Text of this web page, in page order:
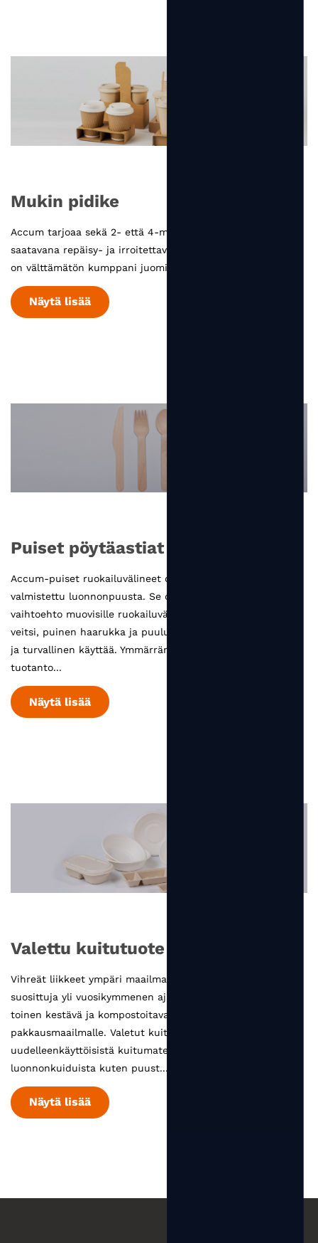
Mukin pidike
Accum tarjoaa sekä 2- että 4-mukin pidikkeen,
saatavana repäisy- ja irroitettavina tyyleinä. Mukinpidike
on välttämätön kumppani juomien mukaan. ...
Näytä lisää
Puiset pöytäastiat
Accum-puiset ruokailuvälineet ovat luonnonmukaisia ​​ja
valmistettu luonnonpuusta. Se on kustannustehokkain
vaihtoehto muovisille ruokailuvälineille. Jokainen puinen
veitsi, puinen haarukka ja puulusikka on tukeva, tyylikäs
ja turvallinen käyttää. Ymmärrämme syvästi jokaisen
tuotanto...
Näytä lisää
Valettu kuitutuote
Vihreät liikkeet ympäri maailmaa ovat olleet erittäin
suosittuja yli vuosikymmenen ajan. Valettu kuitu on
toinen kestävä ja kompostoitava vaihtoehto
pakkausmaailmalle. Valetut kuitutuotteet valmistetaan
uudelleenkäyttöisistä kuitumateriaaleista, erityisesti
luonnonkuiduista kuten puust...
Näytä lisää